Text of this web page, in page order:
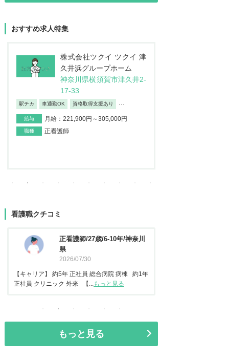
おすすめ求人特集
株式会社JSH 訪問看護ス
テーション コルディアー
レ 新小岩
東京都葛飾区西新小岩4-4
2-12イソマビル5階
日勤のみ/夜勤なし
給与 月給：195,000円～373,100円
看護職クチコミ
看護師/29歳/6-10年/神奈川県
2026/06/23
常勤 地域包括ケア病棟 【転...もっと見る
もっと見る